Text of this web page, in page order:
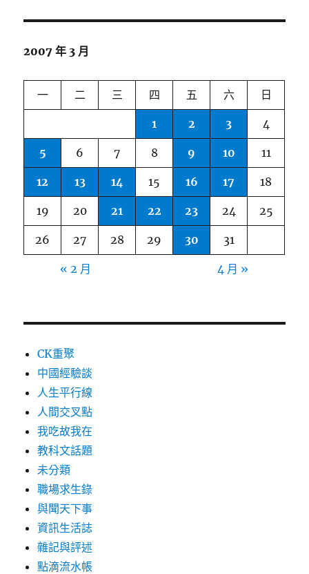
2007 年 3 月
一 二 三 四 五 六 日
1 2 3 4
5 6 7 8 9 10 11
12 13 14 15 16 17 18
19 20 21 22 23 24 25
26 27 28 29 30 31
« 2 月 4 月 »
CK重聚
中國經驗談
人生平行線
人間交叉點
我吃故我在
教科文話題
未分類
職場求生錄
與聞天下事
資訊生活誌
雜記與評述
點滴流水帳